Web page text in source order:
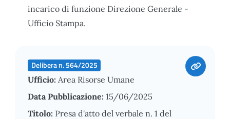
incarico di funzione Direzione Generale -
Ufficio Stampa.
Delibera n. 564/2025
Ufficio: Area Risorse Umane
Data Pubblicazione: 15/06/2025
Titolo: Presa d'atto del verbale n. 1 del